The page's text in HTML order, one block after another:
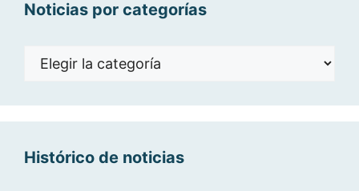
Noticias por categorías
Noticias
Histórico de noticias